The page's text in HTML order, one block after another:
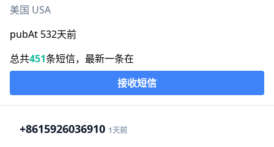
美国 USA
pubAt 532天前
总共451条短信，最新一条在
接收短信
+8615926036910 1天前